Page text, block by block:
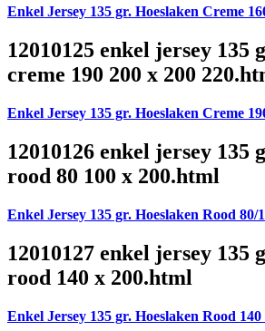
Enkel Jersey 135 gr. Hoeslaken Creme
12010125 enkel jersey 135
creme 190 200 x 200
Enkel Jersey 135 gr. Hoeslaken Creme
12010126 enkel jersey 135
rood 80 100 x 200.html
Enkel Jersey 135 gr. Hoeslaken Rood 80/
12010127 enkel jersey 135
rood 140 x 200.html
Enkel Jersey 135 gr. Hoeslaken Rood 140